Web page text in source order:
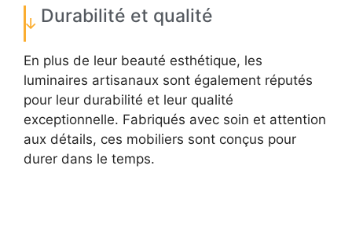
Durabilité et qualité
En plus de leur beauté esthétique, les
luminaires artisanaux sont également réputés
pour leur durabilité et leur qualité
exceptionnelle. Fabriqués avec soin et attention
aux détails, ces mobiliers sont conçus pour
durer dans le temps.